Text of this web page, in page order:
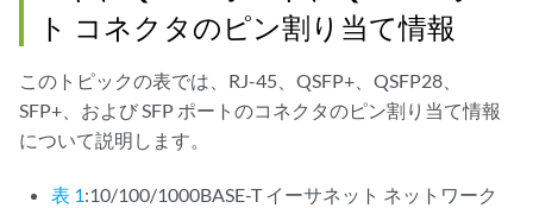
ト コネクタのピン割り当て情報
このトピックの表では、RJ-45、QSFP+、QSFP28、
SFP+、および SFP ポートのコネクタのピン割り当て情報
について説明します。
表 1:10/100/1000BASE-T イーサネット ネットワーク